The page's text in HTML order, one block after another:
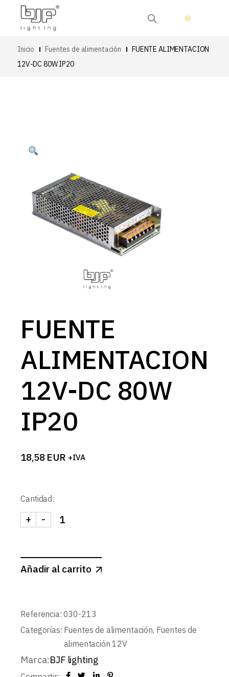
Inicio Fuentes de alimentación
FUENTE ALIMENTACION
12V-DC 80W IP20
FUENTE
ALIMENTACION
12V-DC 80W
IP20
18,58 EUR +IVA
Cantidad:
FUENTE ALIMENTACION 12V-DC 80W IP20
-
+
Añadir al carrito
Referencia: 030-213
Categorías: Fuentes de alimentación, Fuentes de
alimentación 12V
Marca:BJF lighting